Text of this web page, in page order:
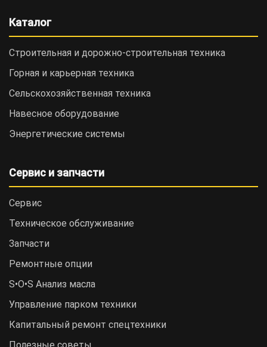
Каталог
Строительная и дорожно-cтроительная техника
Горная и карьерная техника
Сельскохозяйственная техника
Навесное оборудование
Энергетические системы
Сервис и запчасти
Сервис
Техническое обслуживание
Запчасти
Ремонтные опции
S•O•S Анализ масла
Управление парком техники
Капитальный ремонт спецтехники